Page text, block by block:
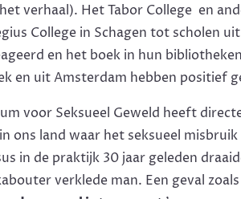
verhaal). Het Tabor College en
College in Schagen tot scholen
en het boek in hun
en uit Amsterdam hebben positief
voor Seksueel Geweld heeft
ons land waar het seksueel
in de praktijk 30 jaar geleden
verklede man. Een geval